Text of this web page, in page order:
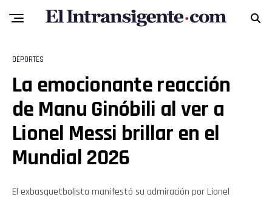
DEPORTES
La emocionante reacción
de Manu Ginóbili al ver a
Lionel Messi brillar en el
Mundial 2026
El exbasquetbolista manifestó su admiración por Lionel